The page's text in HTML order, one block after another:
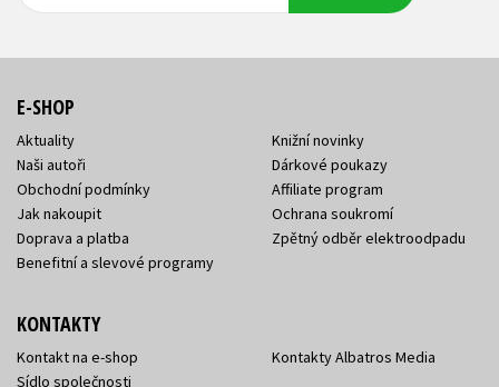
E-SHOP
Aktuality
Naši autoři
Obchodní podmínky
Jak nakoupit
Doprava a platba
Benefitní a slevové programy
Knižní novinky
Dárkové poukazy
Affiliate program
Ochrana soukromí
Zpětný odběr elektroodpadu
KONTAKTY
Kontakt na e-shop
Sídlo společnosti
Kontakty Albatros Media